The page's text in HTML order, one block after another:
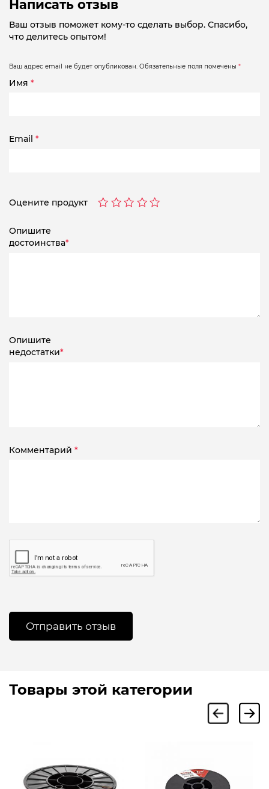
Написать отзыв
Ваш отзыв поможет кому-то сделать выбор. Спасибо,
что делитесь опытом!
Ваш адрес email не будет опубликован. Обязательные поля помечены *
Имя *
Email *
Оцените продукт
Опишите
достоинства*
Опишите
недостатки*
Комментарий *
Товары этой категории